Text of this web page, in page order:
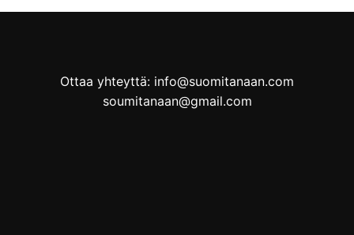
Ottaa yhteyttä: info@suomitanaan.com
soumitanaan@gmail.com